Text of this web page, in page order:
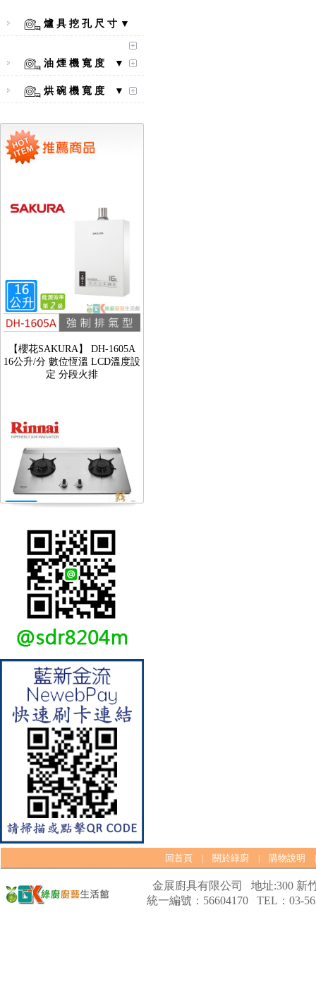
爐 具 挖 孔 尺 寸 ▼
油 煙 機 寬 度 ▼
烘 碗 機 寬 度 ▼
(A) 彩焱系列 檯面式彩焱玻璃
雙口爐
16公升/分 數位恆溫 LCD溫度設
定 分段火排
【林內Rinnai】 RB-L2600S(A)
彩焱系列 檯面式彩焱不銹鋼雙
口爐
【林內Rinnai】 RB-L2600G(B)
(A) 彩焱系列 檯面式彩焱玻璃
雙口爐
回首頁 關於綠廚 購物說明
金展廚具有限公司 地址:300 新
統一編號：56604170 TEL：03-